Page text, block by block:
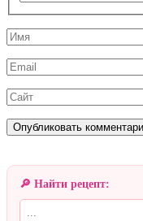
Имя
Email
Сайт
🔎 Найти рецепт: